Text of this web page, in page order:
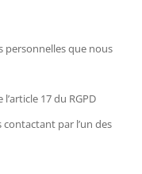
personnelles que nous
17 du RGPD
par l’un des